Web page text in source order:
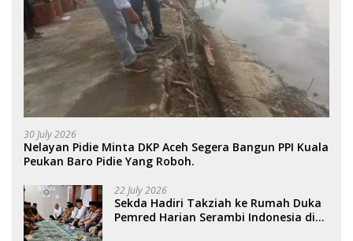
30 July 2026
Nelayan Pidie Minta DKP Aceh Segera Bangun PPI Kuala
Peukan Baro Pidie Yang Roboh.
22 July 2026
Sekda Hadiri Takziah ke Rumah Duka
Pemred Harian Serambi Indonesia di